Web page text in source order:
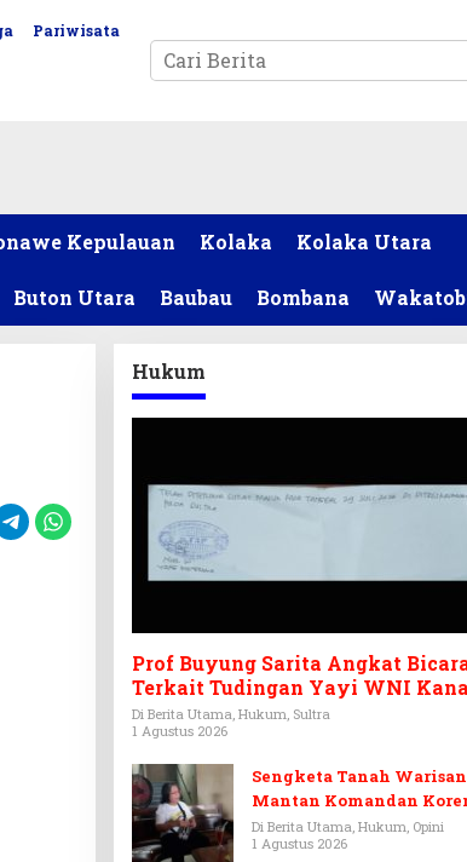
Pariwisata
Kepulauan Kolaka Kolaka Utara
Buton Utara Baubau Bombana
Hukum
Prof Buyung Sarita Angkat
Terkait Tudingan Yayi WNI
Ditagih Utang Rp3,6 Miliar
Di Berita Utama, Hukum, Sultra
1 Agustus 2026
Sengketa Tanah Warisan
Mantan Komandan
143/HO, Ketika Warisan
Menjadi Arena Pemerasan
Di Berita Utama, Hukum, Opini
1 Agustus 2026